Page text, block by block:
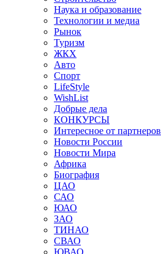
Наука и образование
Технологии и медиа
Рынок
Туризм
ЖКХ
Авто
Спорт
LifeStyle
WishList
Добрые дела
КОНКУРСЫ
Интересное от партнеров
Новости России
Новости Мира
Африка
Биография
ЦАО
САО
ЮАО
ЗАО
ТИНАО
СВАО
ЮВАО